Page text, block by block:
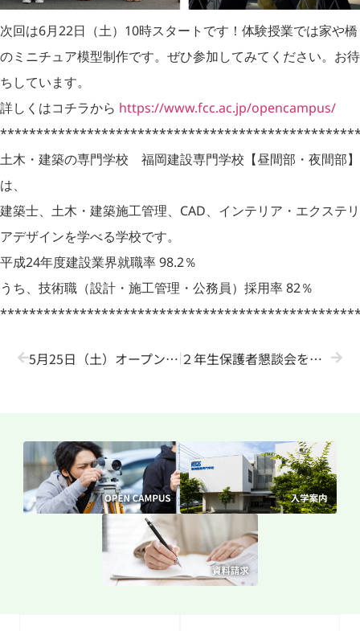
次回は6月22日（土）10時スタートです！体験授業では家や橋
のミニチュア模型制作です。ぜひ参加してみてください。お待
ちしています。
詳しくはコチラから https://www.fcc.ac.jp/opencampus/
土木・建築の専門学校 福岡建設専門学校【昼間部・夜間部】
は、
建築士、土木・建築施工管理、CAD、インテリア・エクステリ
アデザインを学べる学校です。
平成24年度建設業界就職率 98.2％
うち、技術職（設計・施工管理・公務員）採用率 82％
5月25日（土）オープンキャンパス開催！ ２年生保護者懇談会を開催しました！